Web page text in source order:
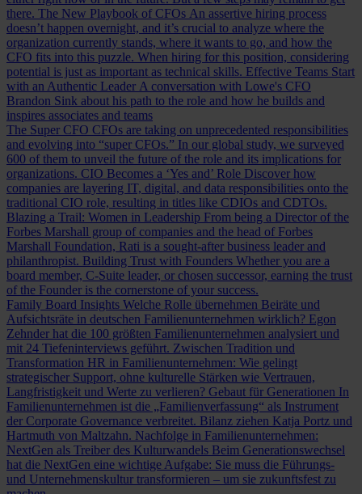
there. The New Playbook of CFOs An assertive hiring process
doesn’t happen overnight, and it’s crucial to analyze where the
organization currently stands, where it wants to go, and how the
CFO fits into this puzzle. When hiring for this position, considering
potential is just as important as technical skills. Effective Teams Start
with an Authentic Leader A conversation with Lowe's CFO
Brandon Sink about his path to the role and how he builds and
inspires associates and teams
The Super CFO CFOs are taking on unprecedented responsibilities
and evolving into “super CFOs.” In our global study, we surveyed
600 of them to unveil the future of the role and its implications for
organizations. CIO Becomes a ‘Yes and’ Role Discover how
companies are layering IT, digital, and data responsibilities onto the
traditional CIO role, resulting in titles like CDIOs and CDTOs.
Blazing a Trail: Women in Leadership From being a Director of the
Forbes Marshall group of companies and the head of Forbes
Marshall Foundation, Rati is a sought-after business leader and
philanthropist. Building Trust with Founders Whether you are a
board member, C-Suite leader, or chosen successor, earning the trust
of the Founder is the cornerstone of your success.
Family Board Insights Welche Rolle übernehmen Beiräte und
Aufsichtsräte in deutschen Familienunternehmen wirklich? Egon
Zehnder hat die 100 größten Familienunternehmen analysiert und
mit 24 Tiefeninterviews geführt. Zwischen Tradition und
Transformation HR in Familienunternehmen: Wie gelingt
strategischer Support, ohne kulturelle Stärken wie Vertrauen,
Langfristigkeit und Werte zu verlieren? Gebaut für Generationen In
Familienunternehmen ist die „Familienverfassung“ als Instrument
der Corporate Governance verbreitet. Bilanz ziehen Katja Portz und
Hartmuth von Maltzahn. Nachfolge in Familienunternehmen:
NextGen als Treiber des Kulturwandels Beim Generationswechsel
hat die NextGen eine wichtige Aufgabe: Sie muss die Führungs-
und Unternehmenskultur transformieren – um sie zukunftsfest zu